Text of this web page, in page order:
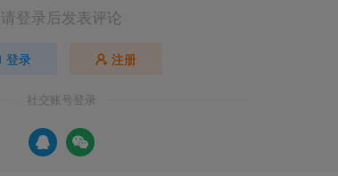
请登录后发表评论
登录 注册
社交账号登录